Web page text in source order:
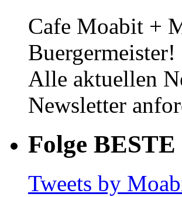
Cafe Moabit +
Alle aktuellen
Newsletter
Folge
Tweets by